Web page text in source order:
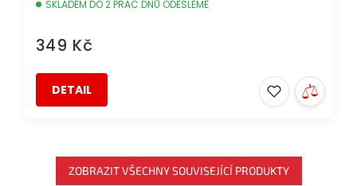
SKLADEM DO 2 PRAC.DNŮ ODEŠLEME
349 Kč
DETAIL
ZOBRAZIT VŠECHNY SOUVISEJÍCÍ PRODUKTY